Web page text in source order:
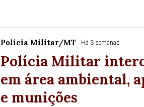
Polícia Militar/MT Há 3 semanas
Polícia Militar
em área ambiental,
e munições